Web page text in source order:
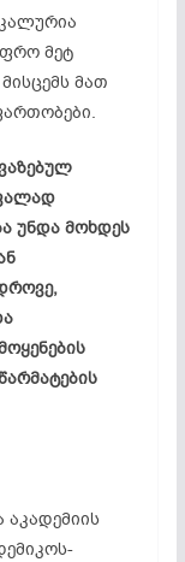
მეტ
მათ
უნდა მოხდეს
აკადემიის